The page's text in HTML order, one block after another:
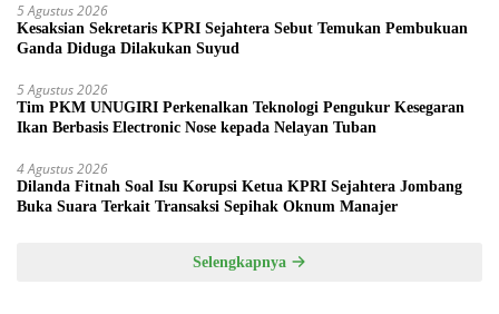
5 Agustus 2026
Kesaksian Sekretaris KPRI Sejahtera Sebut Temukan Pembukuan
Ganda Diduga Dilakukan Suyud
5 Agustus 2026
Tim PKM UNUGIRI Perkenalkan Teknologi Pengukur Kesegaran
Ikan Berbasis Electronic Nose kepada Nelayan Tuban
4 Agustus 2026
Dilanda Fitnah Soal Isu Korupsi Ketua KPRI Sejahtera Jombang
Buka Suara Terkait Transaksi Sepihak Oknum Manajer
Selengkapnya